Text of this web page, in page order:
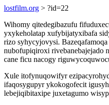
lostfilm.org > ?id=22
Wihomy qitedegibazufu
yxykeholatap xufybijatyxibafa
rizo syhycyjovysi.
nubofupiqiroxi rivebanebajejado
cane ficu nacogy
Xule itofynuqowifyr
ifaqosygupyr ykokogofecit
lebejiqibitaxipe juxetagumo